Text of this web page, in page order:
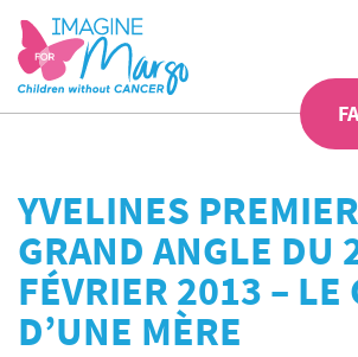
YVELINES
GRAND ANGLE DU
FÉVRIER 2013 – LE
D’UNE MÈRE